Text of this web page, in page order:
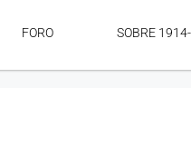
FORO SOBRE